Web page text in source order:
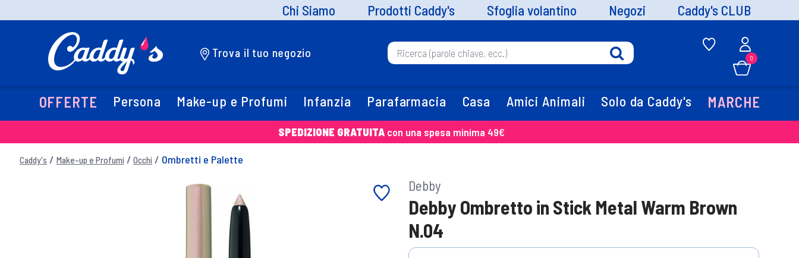
Chi Siamo Prodotti Caddy's Sfoglia volantino Negozi Caddy's CLUB
Trova il tuo negozio 0
OFFERTE Persona Make-up e Profumi Infanzia Parafarmacia Casa Amici Animali Solo da Caddy's MARCHE
SPEDIZIONE GRATUITA con una spesa minima 49€
Caddy's Make-up e Profumi Occhi Ombretti e Palette
Debby
Debby Ombretto in Stick Metal Warm Brown
N.04